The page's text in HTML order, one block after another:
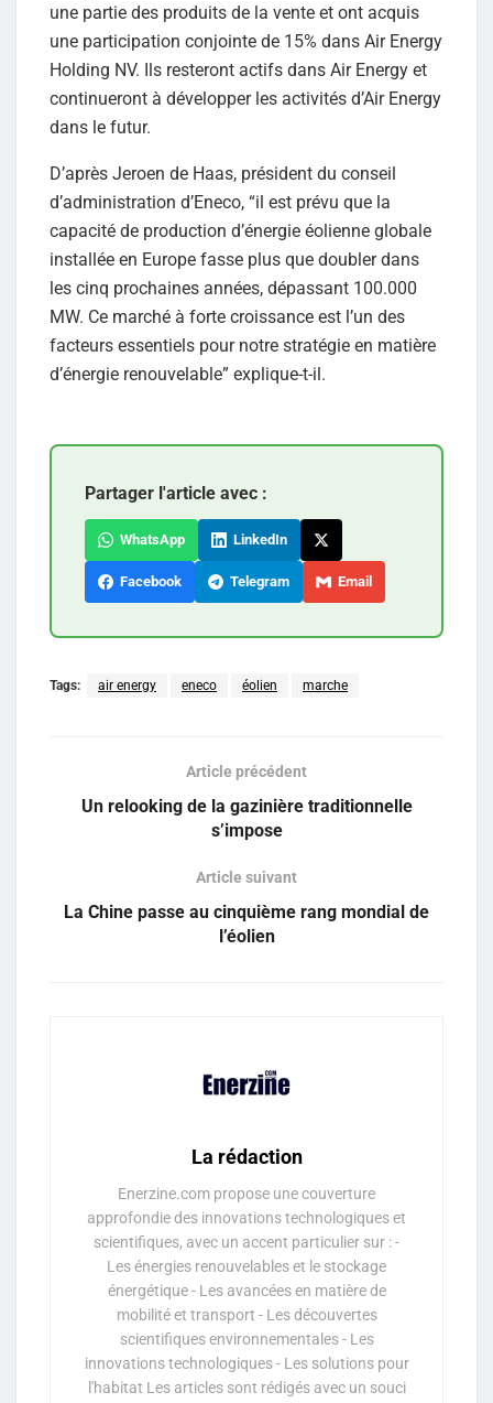
une partie des produits de la vente et ont acquis
une participation conjointe de 15% dans Air Energy
Holding NV. Ils resteront actifs dans Air Energy et
continueront à développer les activités d’Air Energy
dans le futur.
D’après Jeroen de Haas, président du conseil
d’administration d’Eneco, “il est prévu que la
capacité de production d’énergie éolienne globale
installée en Europe fasse plus que doubler dans
les cinq prochaines années, dépassant 100.000
MW. Ce marché à forte croissance est l’un des
facteurs essentiels pour notre stratégie en matière
d’énergie renouvelable” explique-t-il.
Partager l'article avec :
WhatsApp LinkedIn
Facebook Telegram Email
Tags: air energy eneco éolien marche
Article précédent
Un relooking de la gazinière traditionnelle
s’impose
Article suivant
La Chine passe au cinquième rang mondial de
l’éolien
La rédaction
Enerzine.com propose une couverture
approfondie des innovations technologiques et
scientifiques, avec un accent particulier sur : -
Les énergies renouvelables et le stockage
énergétique - Les avancées en matière de
mobilité et transport - Les découvertes
scientifiques environnementales - Les
innovations technologiques - Les solutions pour
l'habitat Les articles sont rédigés avec un souci